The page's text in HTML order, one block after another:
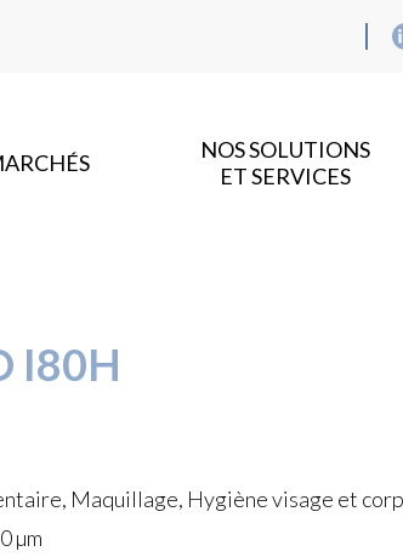
NOS SOLUTIONS
ET SERVICES
I80H
Maquillage, Hygiène visage et
µm